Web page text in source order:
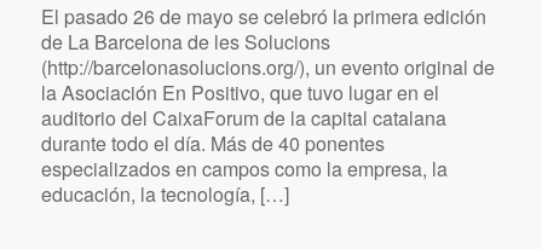
El pasado 26 de mayo se celebró la primera edición
de La Barcelona de les Solucions
(http://barcelonasolucions.org/), un evento original de
la Asociación En Positivo, que tuvo lugar en el
auditorio del CaixaForum de la capital catalana
durante todo el día. Más de 40 ponentes
especializados en campos como la empresa, la
educación, la tecnología, […]